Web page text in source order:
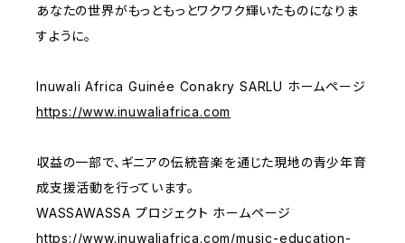
あなたの世界がもっともっとワクワク輝いたものになりま
すように。
Inuwali Africa Guinée Conakry SARLU ホームページ
https://www.inuwaliafrica.com
収益の一部で、ギニアの伝統音楽を通じた現地の青少年育
成支援活動を行っています。
WASSAWASSA プロジェクト ホームページ
https://www.inuwaliafrica.com/music-education-